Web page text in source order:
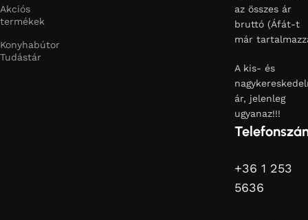
Akciós
termékek
Konyhabútor
Tudástár
az összes ár
bruttó (Áfát-t
már
A kis- és
ár, jelenleg
ugyanaz!!!
+36 1 253
5636